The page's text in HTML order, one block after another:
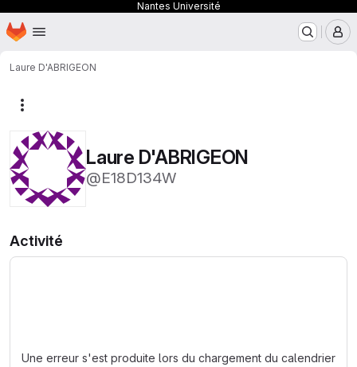
Nantes Université
Passer au contenu principal
Page d'accueil
Laure D'ABRIGEON
Laure D'ABRIGEON
@E18D134W
Activité
Une erreur s'est produite lors du chargement du calendrier